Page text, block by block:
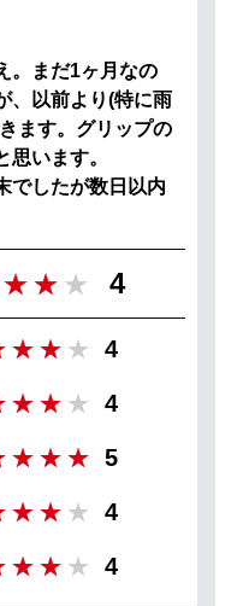
。まだ1ヶ月なの
、以前より(特に雨
ます。グリップの
います。
でしたが数日以内
4
4
4
5
4
4